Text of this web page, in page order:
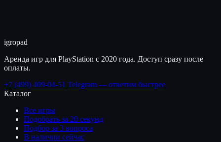
igropad
Аренда игр для PlayStation с 2020 года. Доступ сразу после
оплаты.
+7 (499) 409-04-51 Telegram — ответим быстрее
Каталог
Все игры
Подобрать за 20 секунд
Подбор за 3 вопроса
В наличии сейчас